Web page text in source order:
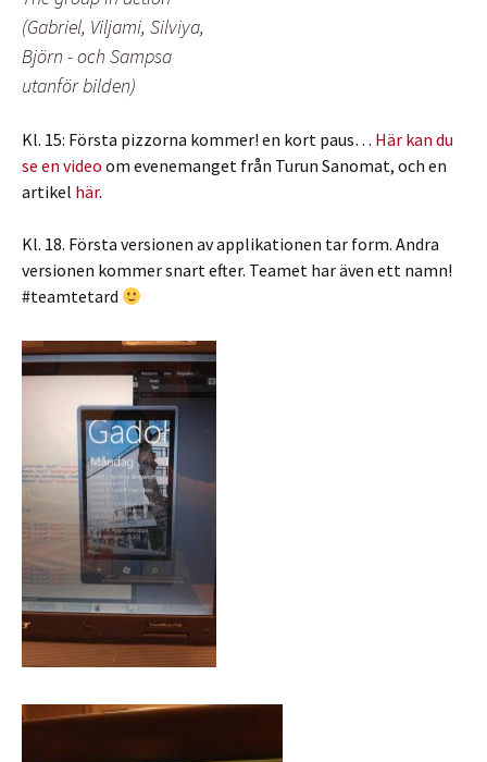
(Gabriel, Viljami, Silviya,
Björn - och Sampsa
utanför bilden)
Kl. 15: Första pizzorna kommer! en kort paus… Här kan du
se en video om evenemanget från Turun Sanomat, och en
artikel här.
Kl. 18. Första versionen av applikationen tar form. Andra
versionen kommer snart efter. Teamet har även ett namn!
#teamtetard